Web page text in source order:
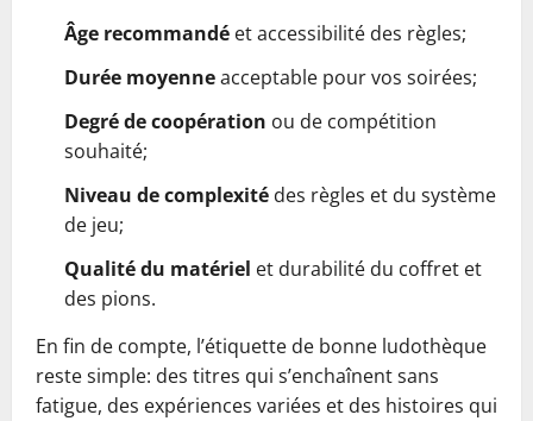
Âge recommandé et accessibilité des règles;
Durée moyenneacceptable pour vos soirées;
Degré de coopération ou de compétition
souhaité;
Niveau de complexité des règles et du système
de jeu;
Qualité du matériel et durabilité du coffret et
des pions.
En fin de compte, l’étiquette de bonne ludothèque
reste simple: des titres qui s’enchaînent sans
fatigue, des expériences variées et des histoires qui